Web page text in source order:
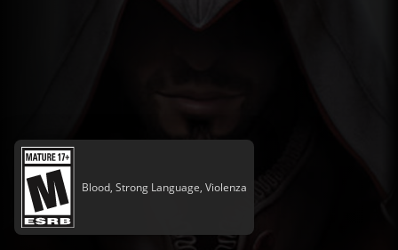
Blood, Strong Language, Violenza